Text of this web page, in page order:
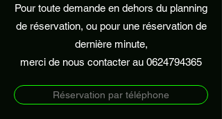
Pour toute demande en dehors du planning
de réservation, ou pour une réservation de
dernière minute,
merci de nous contacter au 0624794365
Réservation par téléphone